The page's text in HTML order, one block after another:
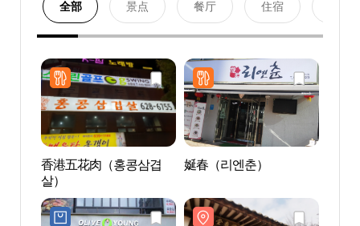
全部 景点 餐厅 住宿
香港五花肉（홍콩삼겹
살）
娫春（리엔춘）